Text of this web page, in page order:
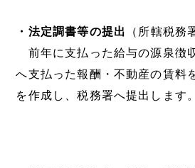
・法定調書等の提出
（所轄税務
前年に支払った給与の源泉徴
へ支払った報酬・不動産の賃料
を作成し、税務署へ提出します。